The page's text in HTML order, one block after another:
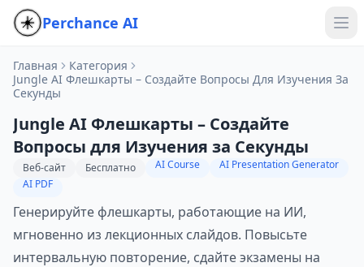
Perchance AI
Главная
Категория
Jungle AI Флешкарты – Создайте Вопросы Для Изучения За
Секунды
Jungle AI Флешкарты – Создайте
Вопросы для Изучения за Секунды
Веб-сайт Бесплатно AI Course
AI Presentation Generator
AI PDF
Генерируйте флешкарты, работающие на ИИ,
мгновенно из лекционных слайдов. Повысьте
интервальную повторение, сдайте экзамены на